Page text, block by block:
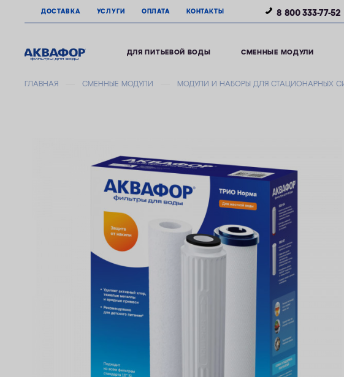
ДОСТАВКА УСЛУГИ ОПЛАТА КОНТАКТЫ 8 800 333-77-52
ДЛЯ ПИТЬЕВОЙ ВОДЫ СМЕННЫЕ МОДУЛИ
ГЛАВНАЯ СМЕННЫЕ МОДУЛИ МОДУЛИ И НАБОРЫ ДЛЯ СТАЦИОНАРНЫХ